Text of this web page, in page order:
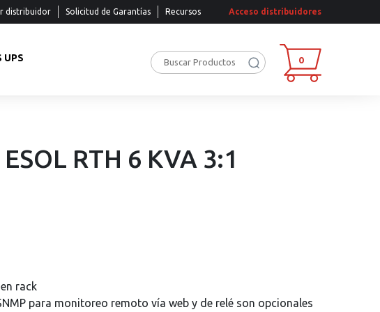
distribuidor Solicitud de Garantías Recursos Acceso distribuidores
UPS 0
RTH 6 KVA 3:1
rack
para monitoreo remoto vía web y de relé son opcionales